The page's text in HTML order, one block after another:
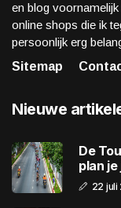
en blog
online shops die ik
persoonlijk erg
Sitemap
Nieuwe
De
plan
22 juli